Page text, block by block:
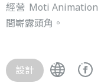
經營 Moti Animation
間嶄露頭角。
設計